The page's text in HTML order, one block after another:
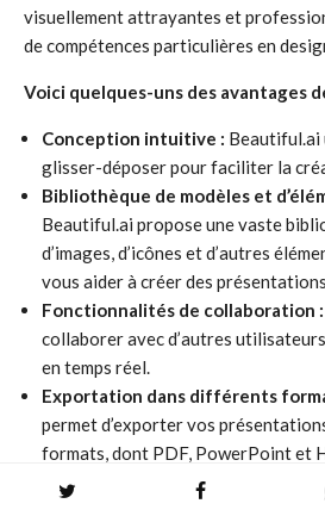
visuellement attrayantes et
de compétences particulières en
Voici quelques-uns des avantages
Conception intuitive : Beautiful.ai
glisser-déposer pour faciliter la
Bibliothèque de modèles et
Beautiful.ai propose une vaste
d’images, d’icônes et d’autres
vous aider à créer des
Fonctionnalités de collaboration :
collaborer avec d’autres
en temps réel.
Exportation dans différents
permet d’exporter vos
formats, dont PDF, PowerPoint et
Cependant, Beautiful.ai présente